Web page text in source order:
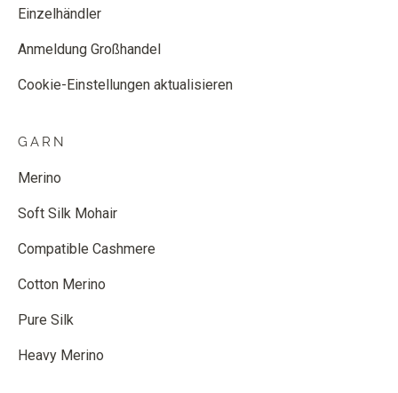
Einzelhändler
Anmeldung Großhandel
Cookie-Einstellungen aktualisieren
GARN
Merino
Soft Silk Mohair
Compatible Cashmere
Cotton Merino
Pure Silk
Heavy Merino